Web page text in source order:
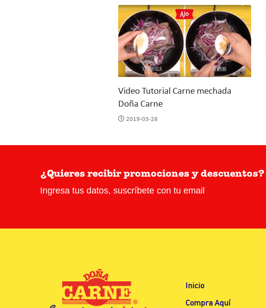
Video Tutorial Carne mechada
Doña Carne
2019-03-28
¿Quieres recibir promociones y descuentos?
Ingresa tus datos, suscríbete con tu email
Inicio
Compra Aquí